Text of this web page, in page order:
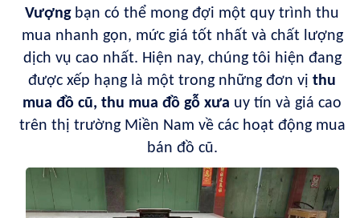
Vượngbạn có thể mong đợi một quy trình thu
mua nhanh gọn, mức giá tốt nhất và chất lượng
dịch vụ cao nhất. Hiện nay, chúng tôi hiện đang
được xếp hạng là một trong những đơn vị thu
mua đồ cũ, thu mua đồ gỗ xưa uy tín và giá cao
trên thị trường Miền Nam về các hoạt động mua
bán đồ cũ.